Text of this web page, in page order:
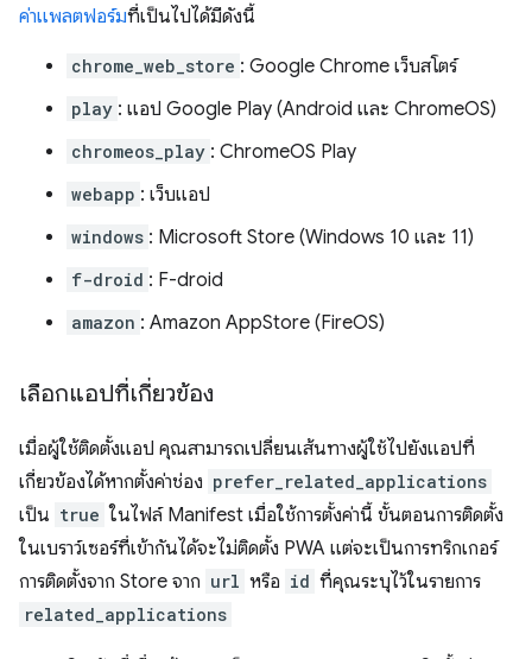
ค่าแพลตฟอร์มที่เป็นไปได้มีดังนี้
chrome_web_store : Google Chrome เว็บสโตร์
play : แอป Google Play (Android และ ChromeOS)
chromeos_play : ChromeOS Play
webapp : เว็บแอป
windows : Microsoft Store (Windows 10 และ 11)
f-droid : F-droid
amazon : Amazon AppStore (FireOS)
เลือกแอปที่เกี่ยวข้อง
เมื่อผู้ใช้ติดตั้งแอป คุณสามารถเปลี่ยนเส้นทางผู้ใช้ไปยังแอปที่
เกี่ยวข้องได้หากตั้งค่าช่อง prefer_related_applications
เป็น true ในไฟล์ Manifest เมื่อใช้การตั้งค่านี้ ขั้นตอนการติดตั้ง
ในเบราว์เซอร์ที่เข้ากันได้จะไม่ติดตั้ง PWA แต่จะเป็นการทริกเกอร์
การติดตั้งจาก Store จาก url หรือ id ที่คุณระบุไว้ในรายการ
related_applications